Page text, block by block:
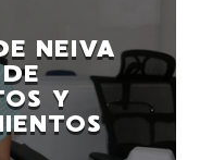
NEIVA
Y